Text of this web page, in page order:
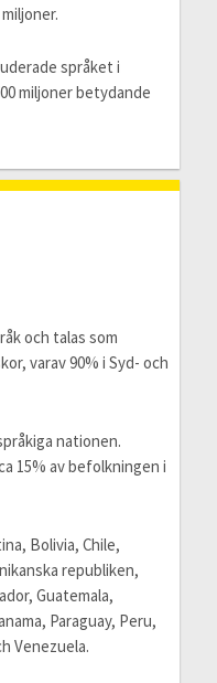
språket i
miljoner betydande
och talas som
varav 90% i Syd- och
nationen.
15% av befolkningen i
Bolivia, Chile,
republiken,
Guatemala,
Paraguay, Peru,
Venezuela.